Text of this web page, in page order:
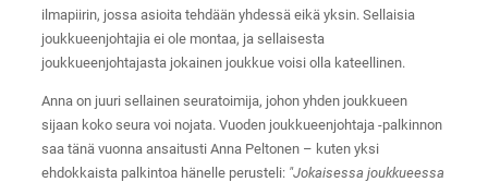
ilmapiirin, jossa asioita tehdään yhdessä eikä yksin. Sellaisia
joukkueenjohtajia ei ole montaa, ja sellaisesta
joukkueenjohtajasta jokainen joukkue voisi olla kateellinen.
Anna on juuri sellainen seuratoimija, johon yhden joukkueen
sijaan koko seura voi nojata. Vuoden joukkueenjohtaja -palkinnon
saa tänä vuonna ansaitusti Anna Peltonen – kuten yksi
ehdokkaista palkintoa hänelle perusteli: "Jokaisessa joukkueessa